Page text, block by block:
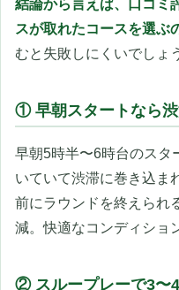
結論から言えば、口コミ
スが取れたコースを選ぶ
むと失敗しにくいでしょ
① 早朝スタートなら
早朝5時半〜6時台のスタ
いていて渋滞に巻き込ま
前にラウンドを終えられ
減。快適なコンディショ
② スループレーで3〜